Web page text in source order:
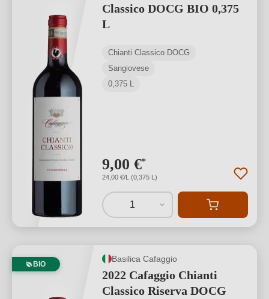
Classico DOCG BIO 0,375
L
Chianti Classico DOCG
Sangiovese
0,375 L
9,00 €*
24,00 €/L (0,375 L)
1
BIO
Basilica Cafaggio
2022 Cafaggio Chianti
Classico Riserva DOCG